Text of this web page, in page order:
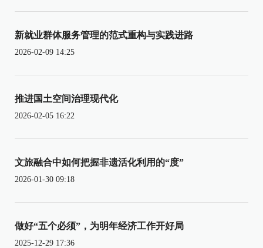
新就业群体服务管理的范式重构与实践进路
2026-02-09 14:25
推进国土空间治理现代化
2026-02-05 16:22
文旅融合中如何把握非遗活化利用的“度”
2026-01-30 09:18
做好“五个必须”，为明年经济工作开好局
2025-12-29 17:36